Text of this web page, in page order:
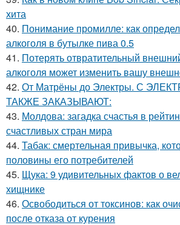
хита
40. Понимание промилле: как
алкоголя в бутылке пива 0.5
41. Потерять отвратительный
алкоголя может изменить вашу
42. От Матрёны до Электры. С
ТАКЖЕ ЗАКАЗЫВАЮТ:
43. Молдова: загадка счастья в
счастливых стран мира
44. Табак: смертельная привычка,
половины его потребителей
45. Щука: 9 удивительных фактов о
хищнике
46. Освободиться от токсинов: как
после отказа от курения